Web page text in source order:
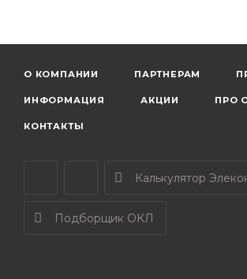
О КОМПАНИИ ПАРТНЕРАМ
ИНФОРМАЦИЯ АКЦИИ ПРО
КОНТАКТЫ
Калькулятор
Подборщик ОКЛ